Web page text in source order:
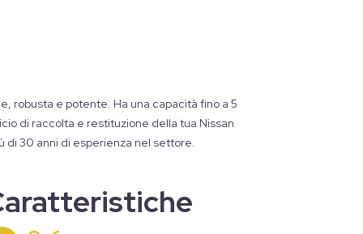
robusta e potente. Ha una capacità fino a 5
di raccolta e restituzione della tua Nissan
di 30 anni di esperienza nel settore.